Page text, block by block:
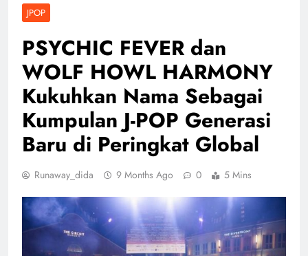
JPOP
PSYCHIC FEVER dan
WOLF HOWL HARMONY
Kukuhkan Nama Sebagai
Kumpulan J-POP Generasi
Baru di Peringkat Global
Runaway_dida 9 Months Ago 0 5 Mins